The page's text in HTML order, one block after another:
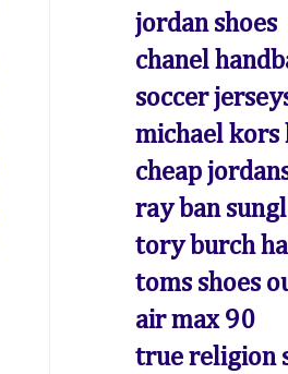
jordan shoes
chanel
soccer
michael kors
cheap
ray ban
tory burch
toms shoes
air max 90
true religion